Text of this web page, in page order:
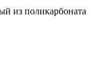
из поликарбоната